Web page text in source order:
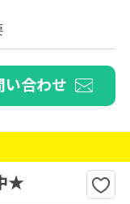
い合わせ
★